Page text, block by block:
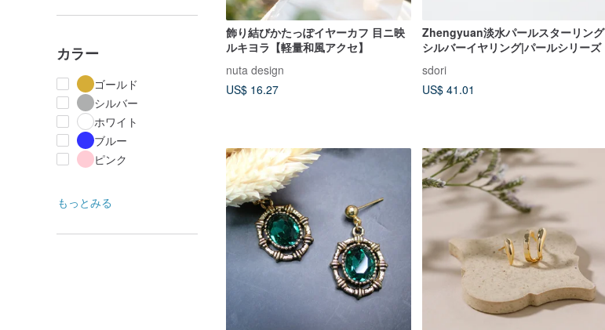
カラー
ゴールド
シルバー
ホワイト
ブルー
ピンク
もっとみる
飾り結びかたっぽイヤーカフ 目ニ映
ルキヨラ【軽量和風アクセ】
nuta design
US$ 16.27
Zhengyuan淡水パールスターリング
シルバーイヤリング|パールシリーズ
sdori
US$ 41.01